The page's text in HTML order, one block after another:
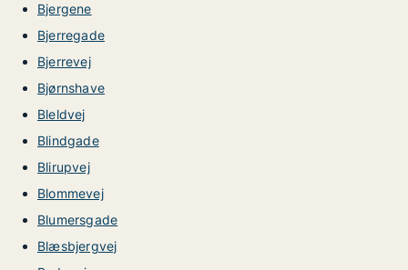
Bjergene
Bjerregade
Bjerrevej
Bjørnshave
Bleldvej
Blindgade
Blirupvej
Blommevej
Blumersgade
Blæsbjergvej